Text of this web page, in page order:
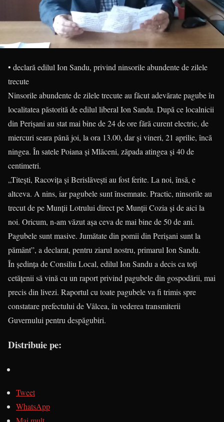
• declară edilul Ion Sandu, privind ninsorile abundente de zilele
trecute
Ninsorile abundente de zilele trecute au făcut adevărate pagube în
localitatea păstorită de edilul liberal Ion Sandu. După ce localnicii
din Perișani au stat mai bine de 24 de ore fără curent electric, de
miercuri seara până joi, la ora 13.00, dar și vineri, 21 aprilie, încă
ningea. În satele Poiana și Mlăceni, zăpada atingea și 40 de
centimetri.
„Titești, Racovița și Berislăvești au fost ferite. La noi, însă, e
altceva. A nins, iar pagubele sunt însemnate. Practic, ninsorile au
trecut de pe Munții Lotrului direct pe Munții Cozia și de aici la
noi. Oricum, n-am văzut așa ceva de mai bine de 50 de ani.
Pagubele sunt masive. Jumătate din pomii din Perișani sunt la
pământ”, a declarat, pentru ziarul nostru, primarul Ion Sandu.
În ședința de Consiliu Local, edilul Ion Sandu a decis ca toți
cetățenii să vină cu un raport privind pagubele din gospodării, mai
precis din livezi. Raportul cu toate pagubele va fi trimis spre
constatare prefectului de Vâlcea, în vederea transmiterii
Guvernului pentru despăgubiri.
Distribuie pe:
Tweet
WhatsApp